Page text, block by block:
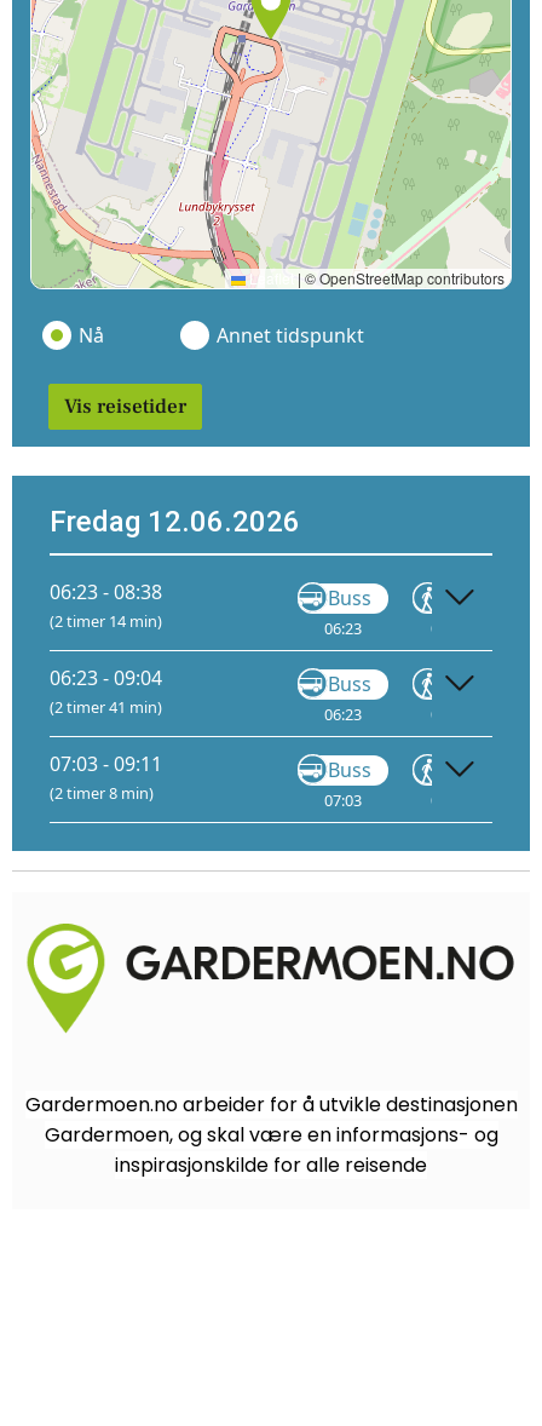
Leaflet | © OpenStreetMap contributors
Nå Annet tidspunkt
Vis reisetider
Fredag 12.06.2026
06:23 - 08:38
(2 timer 14 min)
Buss
06:23
Gå
06:44
06:23 - 09:04
(2 timer 41 min)
Buss
06:23
Gå
06:50
07:03 - 09:11
(2 timer 8 min)
Buss
07:03
Gå
07:24
Gardermoen.no arbeider for å utvikle destinasjonen
Gardermoen, og skal være en informasjons- og
inspirasjonskilde for alle reisende